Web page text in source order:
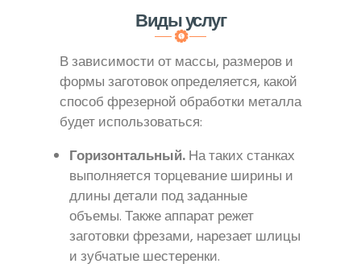
Виды услуг
В зависимости от массы, размеров и
формы заготовок определяется, какой
способ фрезерной обработки металла
будет использоваться:
Горизонтальный.На таких станках
выполняется торцевание ширины и
длины детали под заданные
объемы. Также аппарат режет
заготовки фрезами, нарезает шлицы
и зубчатые шестеренки.